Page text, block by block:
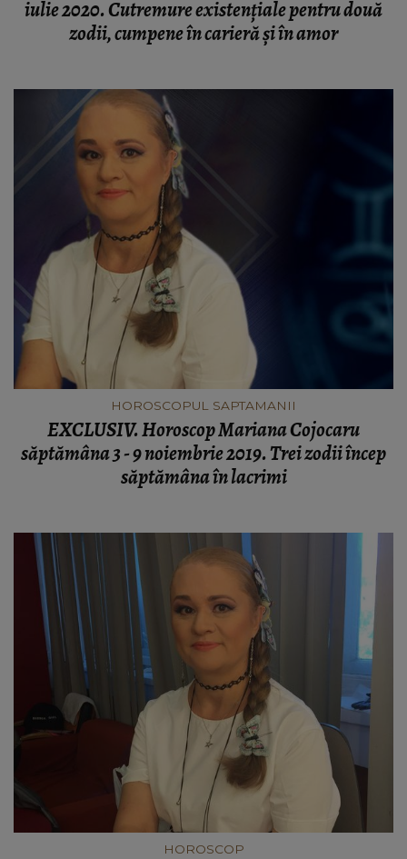
iulie 2020. Cutremure existențiale pentru două
zodii, cumpene în carieră și în amor
HOROSCOPUL SAPTAMANII
EXCLUSIV. Horoscop Mariana Cojocaru
săptămâna 3 - 9 noiembrie 2019. Trei zodii încep
săptămâna în lacrimi
HOROSCOP